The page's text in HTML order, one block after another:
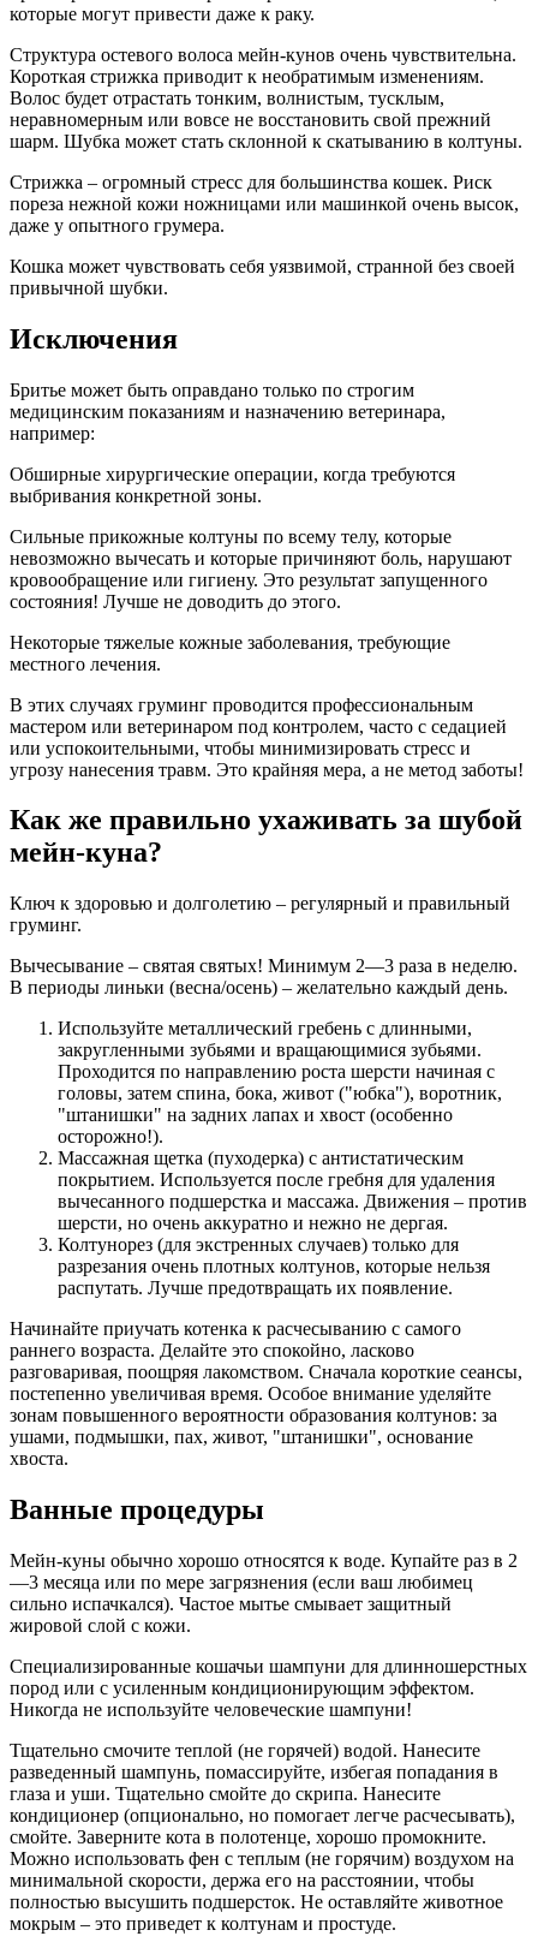
которые могут привести даже к раку.
Структура остевого волоса мейн-кунов очень чувствительна.
Короткая стрижка приводит к необратимым изменениям.
Волос будет отрастать тонким, волнистым, тусклым,
неравномерным или вовсе не восстановить свой прежний
шарм. Шубка может стать склонной к скатыванию в колтуны.
Стрижка – огромный стресс для большинства кошек. Риск
пореза нежной кожи ножницами или машинкой очень высок,
даже у опытного грумера.
Кошка может чувствовать себя уязвимой, странной без своей
привычной шубки.
Исключения
Бритье может быть оправдано только по строгим
медицинским показаниям и назначению ветеринара,
например:
Обширные хирургические операции, когда требуются
выбривания конкретной зоны.
Сильные прикожные колтуны по всему телу, которые
невозможно вычесать и которые причиняют боль, нарушают
кровообращение или гигиену. Это результат запущенного
состояния! Лучше не доводить до этого.
Некоторые тяжелые кожные заболевания, требующие
местного лечения.
В этих случаях груминг проводится профессиональным
мастером или ветеринаром под контролем, часто с седацией
или успокоительными, чтобы минимизировать стресс и
угрозу нанесения травм. Это крайняя мера, а не метод заботы!
Как же правильно ухаживать за шубой
мейн-куна?
Ключ к здоровью и долголетию – регулярный и правильный
груминг.
Вычесывание – святая святых! Минимум 2—3 раза в неделю.
В периоды линьки (весна/осень) – желательно каждый день.
Используйте металлический гребень с длинными,
закругленными зубьями и вращающимися зубьями.
Проходится по направлению роста шерсти начиная с
головы, затем спина, бока, живот ("юбка"), воротник,
"штанишки" на задних лапах и хвост (особенно
осторожно!).
Массажная щетка (пуходерка) с антистатическим
покрытием. Используется после гребня для удаления
вычесанного подшерстка и массажа. Движения – против
шерсти, но очень аккуратно и нежно не дергая.
Колтунорез (для экстренных случаев) только для
разрезания очень плотных колтунов, которые нельзя
распутать. Лучше предотвращать их появление.
Начинайте приучать котенка к расчесыванию с самого
раннего возраста. Делайте это спокойно, ласково
разговаривая, поощряя лакомством. Сначала короткие сеансы,
постепенно увеличивая время. Особое внимание уделяйте
зонам повышенного вероятности образования колтунов: за
ушами, подмышки, пах, живот, "штанишки", основание
хвоста.
Ванные процедуры
Мейн-куны обычно хорошо относятся к воде. Купайте раз в 2
—3 месяца или по мере загрязнения (если ваш любимец
сильно испачкался). Частое мытье смывает защитный
жировой слой с кожи.
Специализированные кошачьи шампуни для длинношерстных
пород или с усиленным кондиционирующим эффектом.
Никогда не используйте человеческие шампуни!
Тщательно смочите теплой (не горячей) водой. Нанесите
разведенный шампунь, помассируйте, избегая попадания в
глаза и уши. Тщательно смойте до скрипа. Нанесите
кондиционер (опционально, но помогает легче расчесывать),
смойте. Заверните кота в полотенце, хорошо промокните.
Можно использовать фен с теплым (не горячим) воздухом на
минимальной скорости, держа его на расстоянии, чтобы
полностью высушить подшерсток. Не оставляйте животное
мокрым – это приведет к колтунам и простуде.